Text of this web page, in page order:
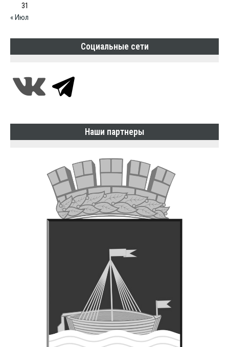
31
« Июл
Социальные сети
Наши партнеры